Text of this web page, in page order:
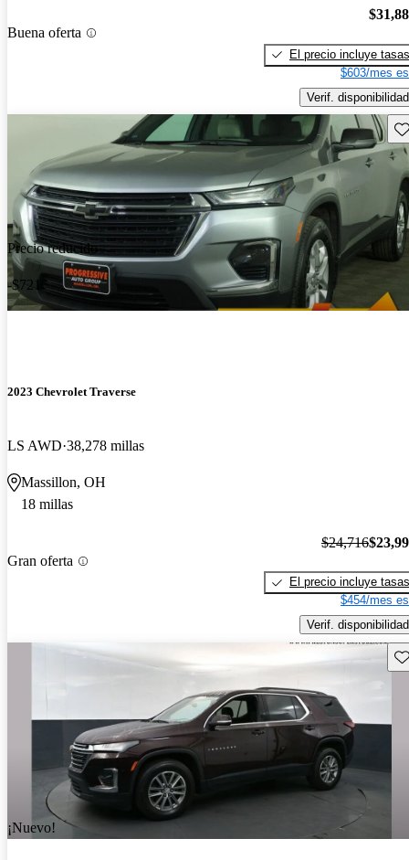
Buena oferta
El precio incluye tasas
$603/mes
Verif. disponibilidad
Precio reducido
-$721
2023 Chevrolet Traverse
LS AWD 38,278 millas
Massillon, OH
18 millas
Gran oferta
$24,716
El precio incluye tasas
$454/mes
Verif. disponibilidad
¡Nuevo!